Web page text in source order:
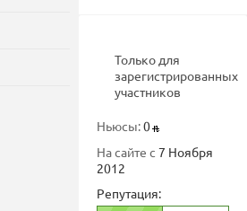
Только для
зарегистрированных
участников
Ньюсы:0
На сайте с 7 Ноября
2012
Репутация: